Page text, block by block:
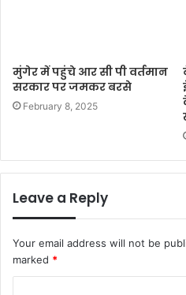
मुंगेर में पहुंचे आर सी पी वर्तमान
सरकार पर जमकर बरसे
February 8, 2025
Leave a Reply
Your email address will not be
marked *